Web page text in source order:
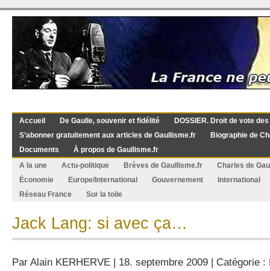
Accueil De Gaulle, souvenir et fidélité
DOSSIER. Droit de vote
S’abonner gratuitement aux articles de Gaullisme.fr
Biographie de
Documents
À propos de Gaullisme.fr
A la une
Actu-politique Brèves de Gaullisme.fr
Charles de
Économie
Europe/International Gouvernement
International
Réseau France
Sur la toile
Jack Lang: si avec ça…
Par Alain KERHERVE | 18. septembre 2009 | Catégorie :